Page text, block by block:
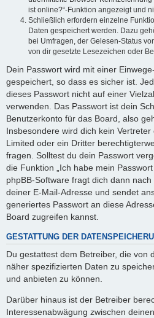
ist online?“-Funktion angezeigt und
Schließlich erfordern einzelne
Daten gespeichert werden. Dazu
bei Umfragen, der Gelesen-Status
von dir gesetzte Lesezeichen oder
Dein Passwort wird mit einer
gespeichert, so dass es sicher ist.
dieses Passwort nicht auf einer
verwenden. Das Passwort ist dein
Benutzerkonto für das Board, also
Insbesondere wird dich kein
Limited oder ein Dritter
fragen. Solltest du dein Passwort
die Funktion „Ich habe mein
phpBB-Software fragt dich dann
deiner E-Mail-Adresse und sendet
generiertes Passwort an diese
Board zugreifen kannst.
GESTATTUNG DER
Du gestattest dem Betreiber, die von
näher spezifizierten Daten zu
und anbieten zu können.
Darüber hinaus ist der Betreiber
Interessenabwägung zwischen